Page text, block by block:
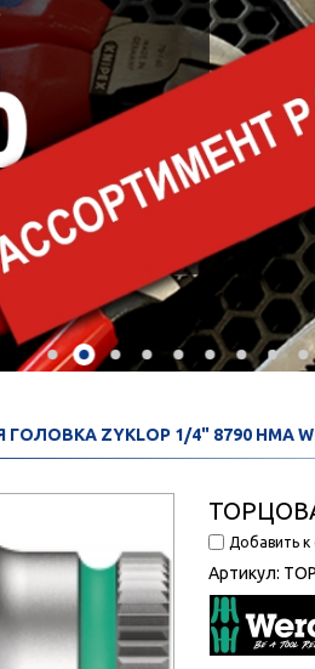
ZYKLOP 1/4" 8790 HMA
Добавить к
Артикул: